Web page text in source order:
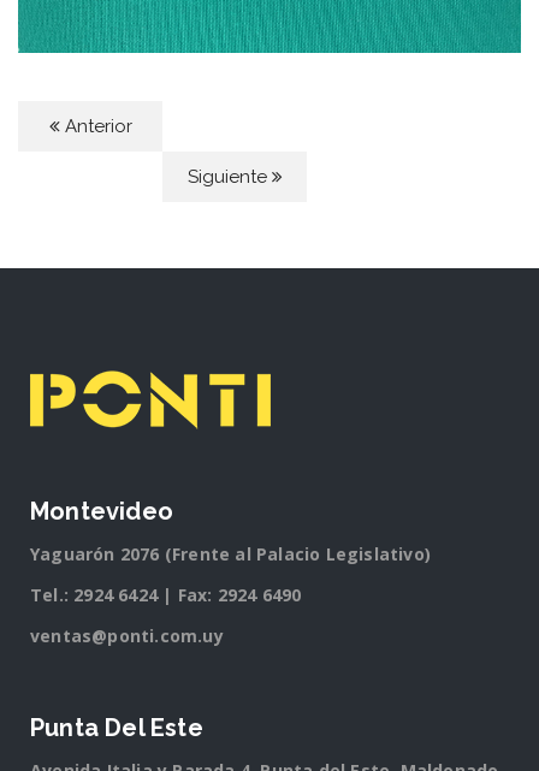
Anterior
Siguiente
Montevideo
Yaguarón 2076 (Frente al Palacio Legislativo)
Tel.: 2924 6424| Fax: 2924 6490
ventas@ponti.com.uy
Punta Del Este